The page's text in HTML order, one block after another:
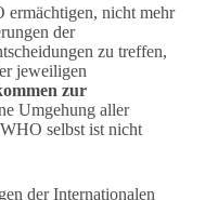
ermächtigen, nicht mehr
der
zu treffen,
jeweiligen
zur
Umgehung aller
selbst ist nicht
der Internationalen